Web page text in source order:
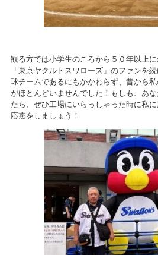
観る方では小学生のころから５０年以上
「東京ヤクルトスワローズ」のファンを
球チームであるにもかかわらず、昔から
がほとんどいませんでした！もしも、あ
たら、ぜひ工場にいらっしゃった時に私
応燕をしましょう！